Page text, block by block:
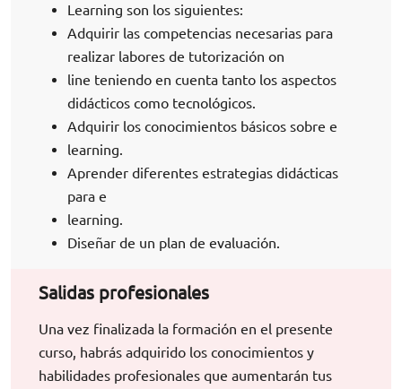
Learning son los siguientes:
Adquirir las competencias necesarias para
realizar labores de tutorización on
line teniendo en cuenta tanto los aspectos
didácticos como tecnológicos.
Adquirir los conocimientos básicos sobre e
learning.
Aprender diferentes estrategias didácticas
para e
learning.
Diseñar de un plan de evaluación.
Salidas profesionales
Una vez finalizada la formación en el presente
curso, habrás adquirido los conocimientos y
habilidades profesionales que aumentarán tus